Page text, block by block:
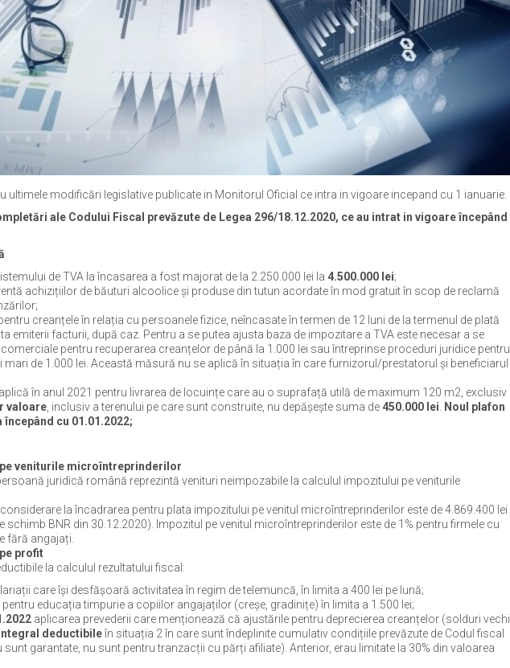
ultimele modificări legislative publicate in Monitorul Oficial ce intra in vigoare incepand cu 1 ianuarie.
ale Codului Fiscal prevăzute de Legea 296/18.12.2020, ce au intrat in vigoare începând
de TVA la încasarea a fost majorat de la 2.250.000 lei la 4.500.000 lei;
achizițiilor de băuturi alcoolice și produse din tutun acordate în mod gratuit în scop de reclamă
creanțele în relația cu persoanele fizice, neîncasate în termen de 12 luni de la termenul de plată
emiterii facturii, după caz. Pentru a se putea ajusta baza de impozitare a TVA este necesar a se
pentru recuperarea creanțelor de până la 1.000 lei sau întreprinse proceduri juridice pentru
de 1.000 lei. Această măsură nu se aplică în situația în care furnizorul/prestatorul și beneficiarul
în anul 2021 pentru livrarea de locuințe care au o suprafață utilă de maximum 120 m2, exclusiv
valoare, inclusiv a terenului pe care sunt construite, nu depășește suma de 450.000 lei. Noul plafon
începând cu 01.01.2022;
veniturile microîntreprinderilor
juridică română reprezintă venituri neimpozabile la calculul impozitului pe veniturile
la încadrarea pentru plata impozitului pe venitul microîntreprinderilor este de 4.869.400 lei
schimb BNR din 30.12.2020). Impozitul pe venitul microîntreprinderilor este de 1% pentru firmele cu
fără angajați.
profit
la calculul rezultatului fiscal:
care își desfășoară activitatea în regim de telemuncă, în limita a 400 lei pe lună;
educația timpurie a copiilor angajaților (creșe, gradinițe) în limita a 1.500 lei;
aplicarea prevederii care menționează că ajustările pentru deprecierea creanțelor (solduri vechi
deductibileîn situația 2 în care sunt îndeplinite cumulativ condițiile prevăzute de Codul fiscal
sunt garantate, nu sunt pentru tranzacții cu părți afiliate). Anterior, erau limitate la 30% din valoarea